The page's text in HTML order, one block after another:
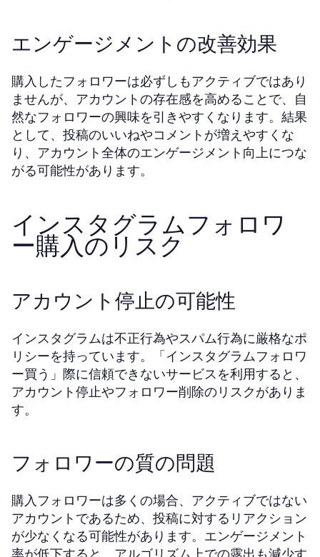
エンゲージメントの改善効果
購入したフォロワーは必ずしもアクティブではあり
ませんが、アカウントの存在感を高めることで、自
然なフォロワーの興味を引きやすくなります。結果
として、投稿のいいねやコメントが増えやすくな
り、アカウント全体のエンゲージメント向上につな
がる可能性があります。
インスタグラムフォロワ
ー購入のリスク
アカウント停止の可能性
インスタグラムは不正行為やスパム行為に厳格なポ
リシーを持っています。「インスタグラムフォロワ
ー買う」際に信頼できないサービスを利用すると、
アカウント停止やフォロワー削除のリスクがありま
す。
フォロワーの質の問題
購入フォロワーは多くの場合、アクティブではない
アカウントであるため、投稿に対するリアクション
が少なくなる可能性があります。エンゲージメント